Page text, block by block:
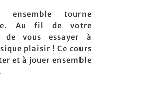
tourne
Au fil de votre
de vous essayer à
plaisir ! Ce cours
et à jouer ensemble